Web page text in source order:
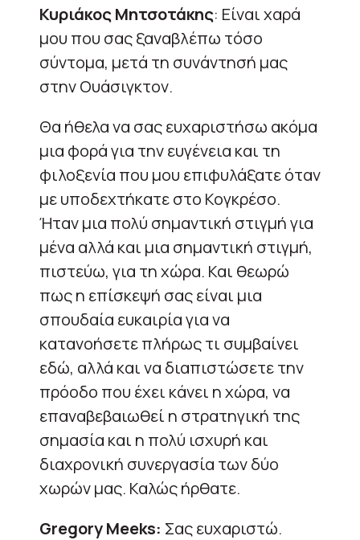
Κυριάκος Μητσοτάκης: Είναι χαρά
μου που σας ξαναβλέπω τόσο
σύντομα, μετά τη συνάντησή μας
στην Ουάσιγκτον.
Θα ήθελα να σας ευχαριστήσω ακόμα
μια φορά για την ευγένεια και τη
φιλοξενία που μου επιφυλάξατε όταν
με υποδεχτήκατε στο Κογκρέσο.
Ήταν μια πολύ σημαντική στιγμή για
μένα αλλά και μια σημαντική στιγμή,
πιστεύω, για τη χώρα. Και θεωρώ
πως η επίσκεψή σας είναι μια
σπουδαία ευκαιρία για να
κατανοήσετε πλήρως τι συμβαίνει
εδώ, αλλά και να διαπιστώσετε την
πρόοδο που έχει κάνει η χώρα, να
επαναβεβαιωθεί η στρατηγική της
σημασία και η πολύ ισχυρή και
διαχρονική συνεργασία των δύο
χωρών μας. Καλώς ήρθατε.
Gregory Meeks: Σας ευχαριστώ.